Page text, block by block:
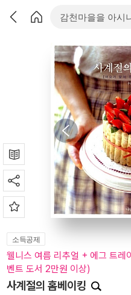
소득공제
웰니스 여름 리추얼 + 에그 트레
벤트 도서 2만원 이상)
사계절의 홈베이킹